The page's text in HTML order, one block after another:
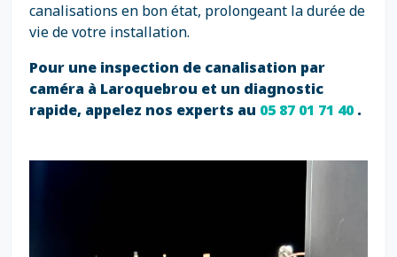
canalisations en bon état, prolongeant la durée de
vie de votre installation.
Pour une inspection de canalisation par
caméra à Laroquebrou et un diagnostic
rapide, appelez nos experts au 05 87 01 71 40.